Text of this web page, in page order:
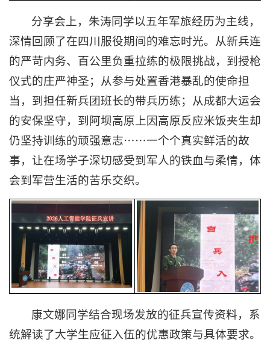
分享会上，朱涛同学以五年军旅经历为主线，
深情回顾了在四川服役期间的难忘时光。从新兵连
的严苛内务、百公里负重拉练的极限挑战，到授枪
仪式的庄严神圣；从参与处置香港暴乱的使命担
当，到担任新兵团班长的带兵历练；从成都大运会
的安保坚守，到阿坝高原上因高原反应米饭夹生却
仍坚持训练的顽强意志……一个个真实鲜活的故
事，让在场学子深切感受到军人的铁血与柔情，体
会到军营生活的苦乐交织。
康文娜同学结合现场发放的征兵宣传资料，系
统解读了大学生应征入伍的优惠政策与具体要求。